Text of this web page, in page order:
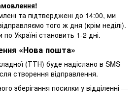
та підтверджені до 14:00, ми
того ж дня (крім неділі).
Україні становить 1-2 дні.
«Нова пошта»
(ТТН) буде надіслано в SMS
створення відправлення.
зберігання посилки у відділенні —